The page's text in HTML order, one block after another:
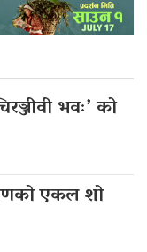
भवः’ को
एकल शो